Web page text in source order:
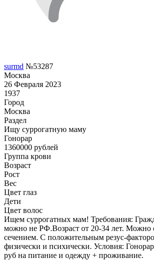
surmd №53287
Москва
26 Февраля 2023
1937
Город
Москва
Раздел
Ищу суррогатную маму
Гонoрар
1360000 рублей
Группа крови
Возраст
Рост
Вес
Цвет глаз
Дети
Цвет волос
Ищем суррогатных мам! Требования:
можно не РФ.Возраст от 20-34 лет. Можно
сечением. С положительным резус-
физически и психически. Условия:
руб на питание и одежду + проживание.